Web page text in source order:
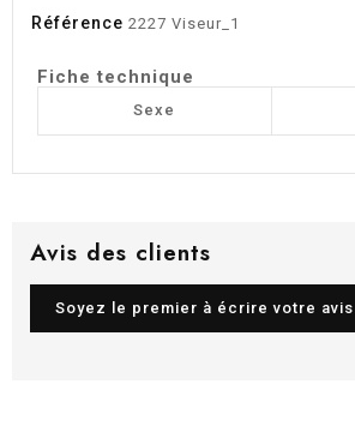
Référence 2227 Viseur_1
Fiche technique
Sexe
Avis des clients
Soyez le premier à écrire votre avis